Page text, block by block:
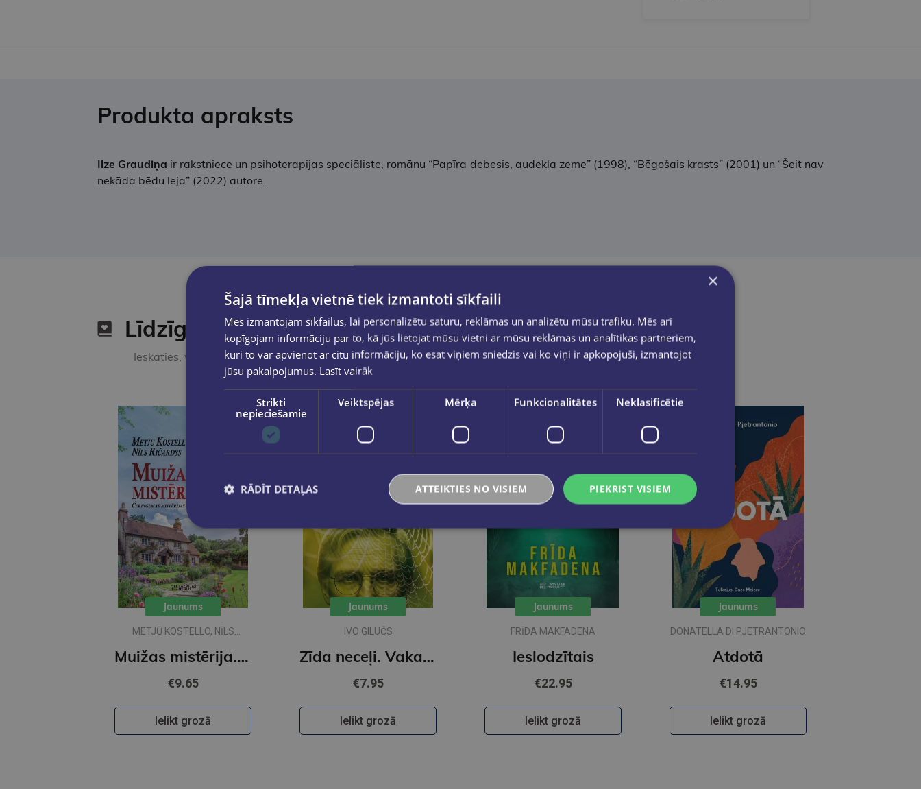
Produkta apraksts
Ilze Graudiņa ir rakstniece un psihoterapijas speciāliste, romānu “Papīra debesis, audekla zeme” (1998), “Bēgošais krasts” (2001) un “Šeit nav
nekāda bēdu leja” (2022) autore.
Līdzīgas preces
Ieskaties, varbūt noder
Jaunums
METJŪ KOSTELLO, NĪLS
Muižas mistērija. Vakara detektīvs
€9.65
Ielikt grozā
Jaunums
IVO GILUČS
Zīda neceļi. Vakara romāns
€7.95
Ielikt grozā
Jaunums
FRĪDA MAKFADENA
Ieslodzītais
€22.95
Ielikt grozā
Jaunums
DONATELLA DI PJETRANTONIO
Atdotā
€14.95
Ielikt grozā
×
Šajā tīmekļa vietnē tiek izmantoti sīkfaili
Mēs izmantojam sīkfailus, lai personalizētu saturu, reklāmas un analizētu mūsu trafiku. Mēs arī
kopīgojam informāciju par to, kā jūs lietojat mūsu vietni ar mūsu reklāmas un analītikas partneriem,
kuri to var apvienot ar citu informāciju, ko esat viņiem sniedzis vai ko viņi ir apkopojuši, izmantojot
jūsu pakalpojumus. Lasīt vairāk
Strikti
nepieciešamie
Veiktspējas Mērķa Funkcionalitātes Neklasificētie
PIEKRIST VISIEM
ATTEIKTIES NO VISIEM
RĀDĪT DETAĻAS